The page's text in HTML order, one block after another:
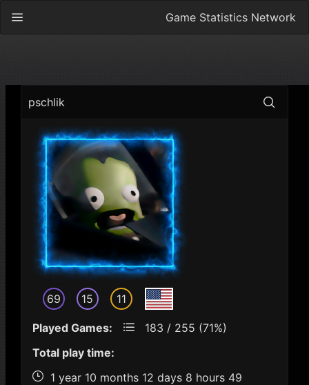
Game Statistics Network
pschlik
69 15 11
Played Games:
183 / 255 (71%)
Total play time:
1 year 10 months 12 days 8 hours 49